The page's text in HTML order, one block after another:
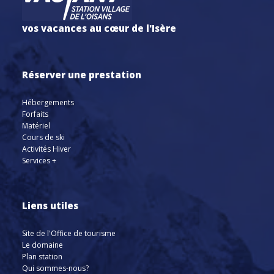
vos vacances au cœur de l'Isère
Réserver une prestation
Hébergements
Forfaits
Matériel
Cours de ski
Activités Hiver
Services +
Liens utiles
Site de l'Office de tourisme
Le domaine
Plan station
Qui sommes-nous?